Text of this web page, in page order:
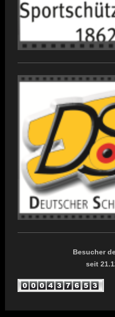
Besucher
seit